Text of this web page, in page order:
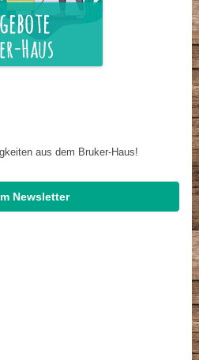
aus dem Bruker-Haus!
Newsletter